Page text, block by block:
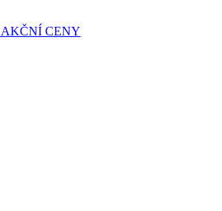
AKČNÍ CENY